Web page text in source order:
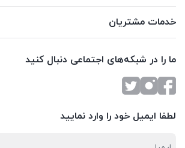
خدمات مشتریان
ما را در شبکه‌های اجتماعی دنبال کنید
لطفا ایمیل خود را وارد نمایید